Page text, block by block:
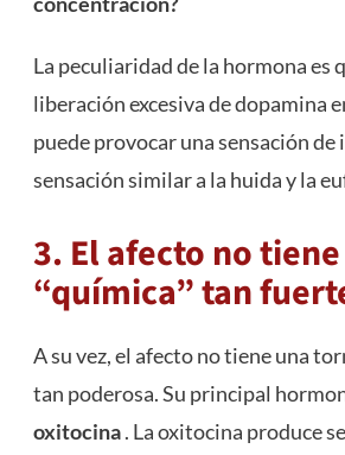
La peculiaridad de la hormona es
liberación excesiva de dopamina
puede provocar una sensación
sensación similar a la huida y la
3. El afecto no
“química” tan
A su vez, el afecto no tiene una
tan poderosa. Su principal
oxitocina. La oxitocina produce